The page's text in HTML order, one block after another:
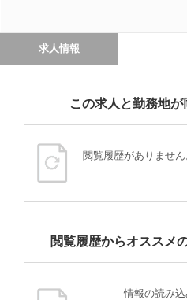
求人情報
この求人と勤務地
閲覧履歴がありませ
閲覧履歴からオススメ
情報の読み込